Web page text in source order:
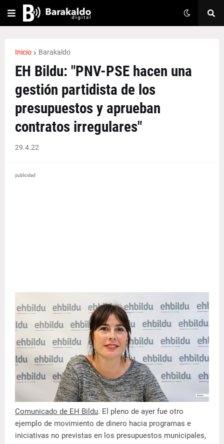
Inicio Barakaldo
EH Bildu: "PNV-PSE hacen una
gestión partidista de los
presupuestos y aprueban
contratos irregulares"
29.4.22
publicidad
Comunicado de EH Bildu. El pleno de ayer fue otro
ejemplo de movimiento de dinero hacia programas e
iniciativas no previstas en los presupuestos municipales,